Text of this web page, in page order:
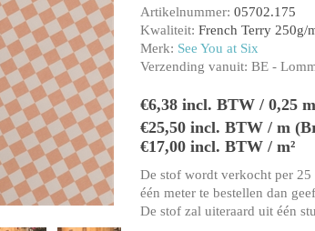
Artikelnummer: 05702.175
Kwaliteit: French Terry 250g/
Merk: See You at Six
Verzending vanuit: BE -
€6,38 incl. BTW / 0,25 m
€25,50 incl. BTW / m
€17,00 incl. BTW / m²
De stof wordt verkocht per
één meter te bestellen dan
De stof zal uiteraard uit één